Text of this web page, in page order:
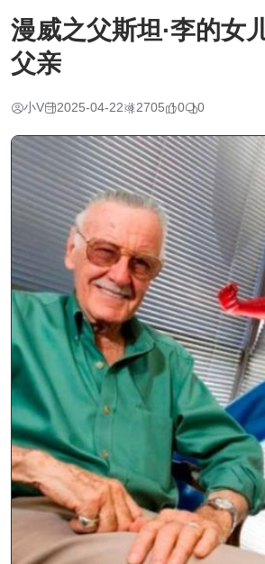
漫威之父斯坦·李的女
父亲
小V 2025-04-22 2705 0 0